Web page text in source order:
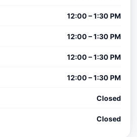
12:00 – 1:30 PM
12:00 – 1:30 PM
12:00 – 1:30 PM
12:00 – 1:30 PM
Closed
Closed